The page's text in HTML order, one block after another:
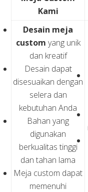
Kami
Desain meja
custom yang unik
dan kreatif
Desain dapat
disesuaikan dengan
selera dan
kebutuhan Anda
Bahan yang
digunakan
berkualitas tinggi
dan tahan lama
Meja custom dapat
memenuhi